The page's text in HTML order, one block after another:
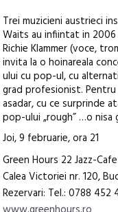
Trei muzicieni austrieci
Waits au infiintat in
Richie Klammer (voce,
invita la o hoinareala
ului cu pop-ul, cu
grad profesionist. Pentru
asadar, cu ce surprinde
pop-ului „rough” …o nisa
Joi, 9 februarie, ora 21
Green Hours 22 Jazz-Cafe
Calea Victoriei nr. 120,
Rezervari: Tel.: 0788 452